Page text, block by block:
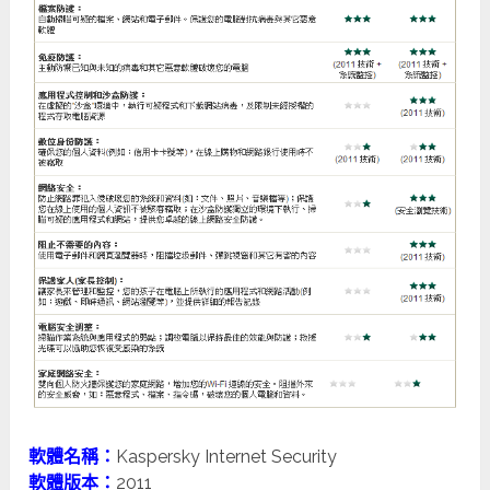
軟體名稱： Kaspersky Internet Security
軟體版本： 2011